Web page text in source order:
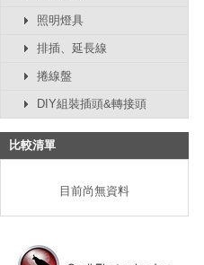
照明燈具
排插、延長線
捲線盤
DIY組裝插頭&轉接頭
比較清單
目前尚無資料